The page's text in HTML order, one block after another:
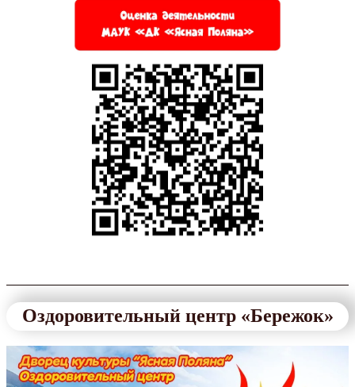
Оздоровительный центр «Бережок»